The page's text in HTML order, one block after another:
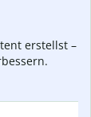
erstellst –